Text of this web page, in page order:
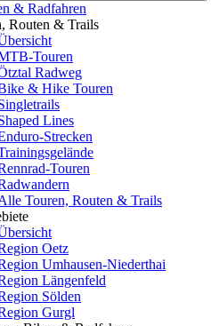
& Radfahren
Routen & Trails
Touren
Radweg
& Hike Touren
Lines
Strecken
Touren
Touren, Routen & Trails
Oetz
Umhausen-Niederthai
Längenfeld
Sölden
Gurgl